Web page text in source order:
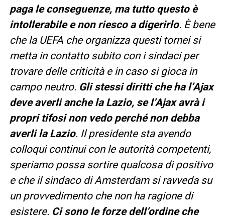
paga le conseguenze, ma tutto questo è
intollerabile e non riesco a digerirlo. È bene
che la UEFA che organizza questi tornei si
metta in contatto subito con i sindaci per
trovare delle criticità e in caso si gioca in
campo neutro. Gli stessi diritti che ha l’Ajax
deve averli anche la Lazio, se l’Ajax avrà i
propri tifosi non vedo perché non debba
averli la Lazio. Il presidente sta avendo
colloqui continui con le autorità competenti,
speriamo possa sortire qualcosa di positivo
e che il sindaco di Amsterdam si ravveda su
un provvedimento che non ha ragione di
esistere. Ci sono le forze dell’ordine che